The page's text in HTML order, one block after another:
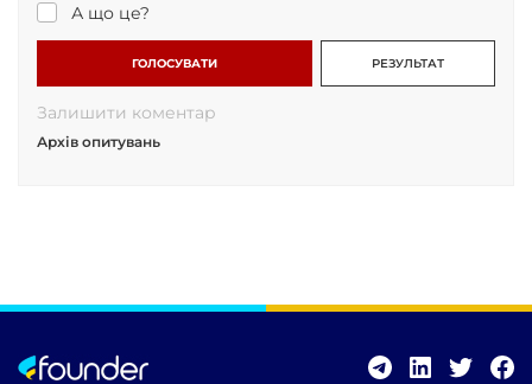
А що це?
ГОЛОСУВАТИ РЕЗУЛЬТАТ
Залишити коментар
Архів опитувань